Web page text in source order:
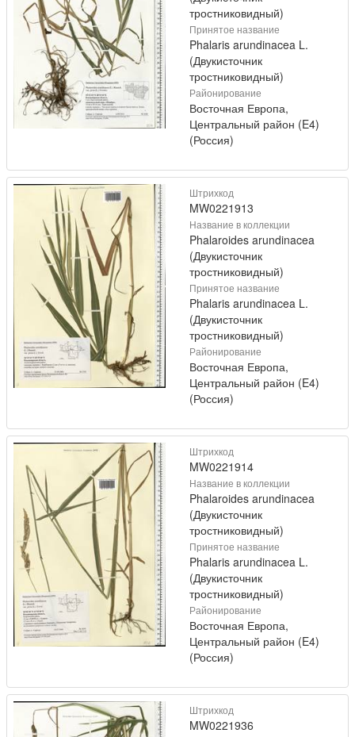
тростниковидный)
Принятое название
Phalaris arundinacea L.
(Двукисточник
тростниковидный)
Районирование
Восточная Европа,
Центральный район (E4)
(Россия)
Штрихкод
MW0221913
Название в коллекции
Phalaroides arundinacea
(Двукисточник
тростниковидный)
Принятое название
Phalaris arundinacea L.
(Двукисточник
тростниковидный)
Районирование
Восточная Европа,
Центральный район (E4)
(Россия)
Штрихкод
MW0221914
Название в коллекции
Phalaroides arundinacea
(Двукисточник
тростниковидный)
Принятое название
Phalaris arundinacea L.
(Двукисточник
тростниковидный)
Районирование
Восточная Европа,
Центральный район (E4)
(Россия)
Штрихкод
MW0221936